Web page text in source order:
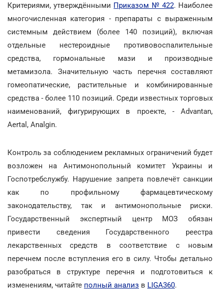
Критериями, утверждёнными Приказом № 422. Наиболее
многочисленная категория - препараты с выраженным
системным действием (более 140 позиций), включая
отдельные нестероидные противовоспалительные
средства, гормональные мази и производные
метамизола. Значительную часть перечня составляют
гомеопатические, растительные и комбинированные
средства - более 110 позиций. Среди известных торговых
наименований, фигурирующих в проекте, - Advantan,
Aertal, Analgin.
Контроль за соблюдением рекламных ограничений будет
возложен на Антимонопольный комитет Украины и
Госпотребслужбу. Нарушение запрета повлечёт санкции
как по профильному фармацевтическому
законодательству, так и антимонопольные риски.
Государственный экспертный центр МОЗ обязан
привести сведения Государственного реестра
лекарственных средств в соответствие с новым
перечнем после вступления его в силу. Чтобы детально
разобраться в структуре перечня и подготовиться к
изменениям, читайте полный анализ в LIGA360.